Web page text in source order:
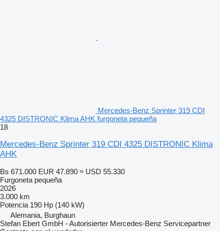
Mercedes-Benz Sprinter 319 CDI
4325 DISTRONIC Klima AHK furgoneta pequeña
18
Mercedes-Benz Sprinter 319 CDI 4325 DISTRONIC Klima
AHK
Bs 671.000 EUR 47.890 ≈ USD 55.330
Furgoneta pequeña
2026
3.000 km
Potencia 190 Hp (140 kW)
Alemania, Burghaun
Stefan Ebert GmbH - Autorisierter Mercedes-Benz Servicepartner